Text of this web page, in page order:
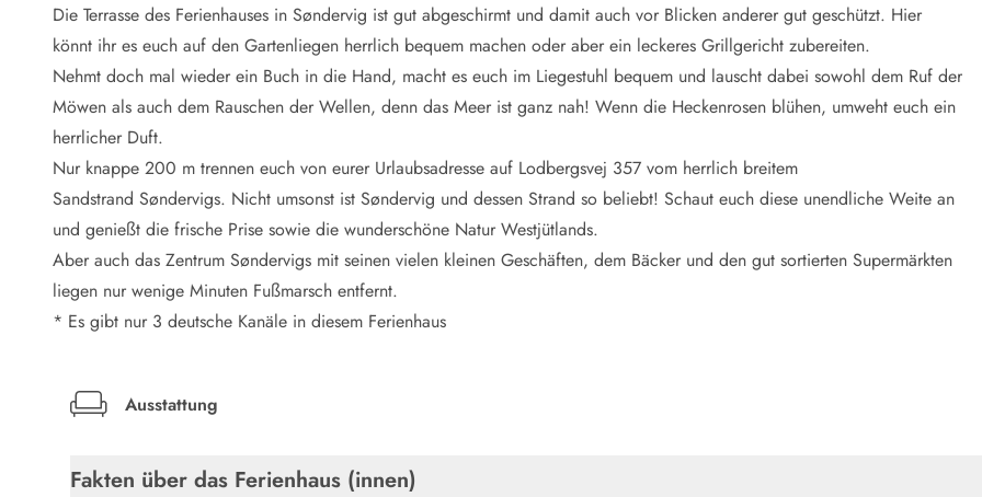
We love people
Esmark VIP Partnervorteile
Esmark KidsVIP
LEGOLAND® Rabatt
Urlaub mit Kindern
Urlaub mit Hund
Urlaub am Strand
Urlaub in der Natur
Finde Bernstein am Strand
Indoorspielländer in Dänemark
Angeln in Dänemark
Minigolf spielen in Dänemark
Die Terrasse des Ferienhauses in Søndervig ist gut abgeschirmt und damit auch vor Blicken anderer gut geschützt. Hier
könnt ihr es euch auf den Gartenliegen herrlich bequem machen oder aber ein leckeres Grillgericht zubereiten.
Nehmt doch mal wieder ein Buch in die Hand, macht es euch im Liegestuhl bequem und lauscht dabei sowohl dem Ruf der
Möwen als auch dem Rauschen der Wellen, denn das Meer ist ganz nah! Wenn die Heckenrosen blühen, umweht euch ein
herrlicher Duft.
Nur knappe 200 m trennen euch von eurer Urlaubsadresse auf Lodbergsvej 357 vom herrlich breitem
Sandstrand Søndervigs. Nicht umsonst ist Søndervig und dessen Strand so beliebt! Schaut euch diese unendliche Weite an
und genießt die frische Prise sowie die wunderschöne Natur Westjütlands.
Aber auch das Zentrum Søndervigs mit seinen vielen kleinen Geschäften, dem Bäcker und den gut sortierten Supermärkten
liegen nur wenige Minuten Fußmarsch entfernt.
* Es gibt nur 3 deutsche Kanäle in diesem Ferienhaus
Ausstattung
Fakten über das Ferienhaus (innen)